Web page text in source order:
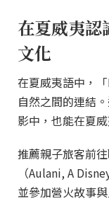
在夏威夷
文化
在夏威夷語中，
自然之間的連結
影中，也能在夏
推薦親子旅客前
（Aulani, A
並參加營火故事